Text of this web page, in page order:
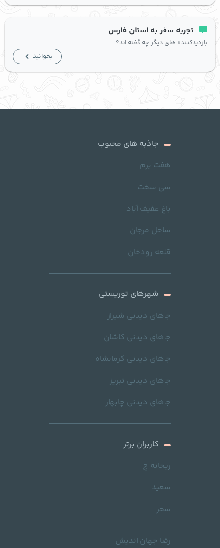
تجربه سفر به استان فارس
بازدیدکننده های دیگر چه گفته اند؟
بخوانید
جاذبه های محبوب
هفت برم
سی سخت
باغ عفیف آباد
ساحل مرجان
قلعه رودخان
شهرهای توریستی
جاهای دیدنی شیراز
جاهای دیدنی کاشان
جاهای دیدنی کرمانشاه
جاهای دیدنی تبریز
جاهای دیدنی چابهار
کاربران برتر
ریحانه ج
سعید
سحر
رضا جهان اندیش